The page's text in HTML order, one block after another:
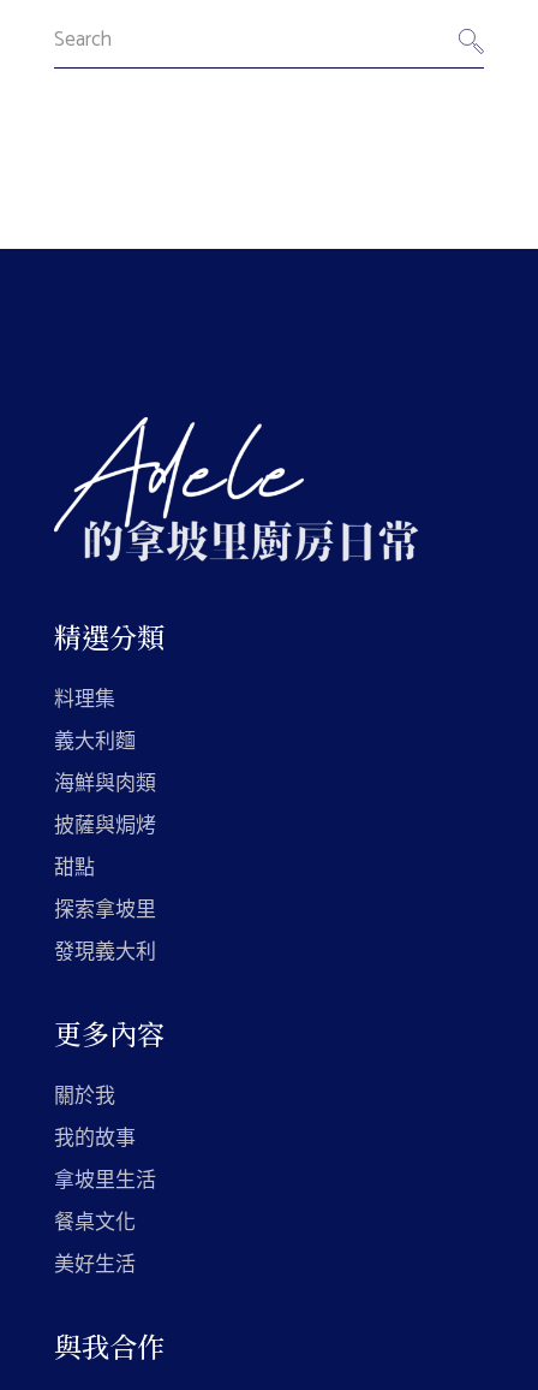
Search
for:
精選分類
料理集
義大利麵
海鮮與肉類
披薩與焗烤
甜點
探索拿坡里
發現義大利
更多內容
關於我
我的故事
拿坡里生活
餐桌文化
美好生活
與我合作